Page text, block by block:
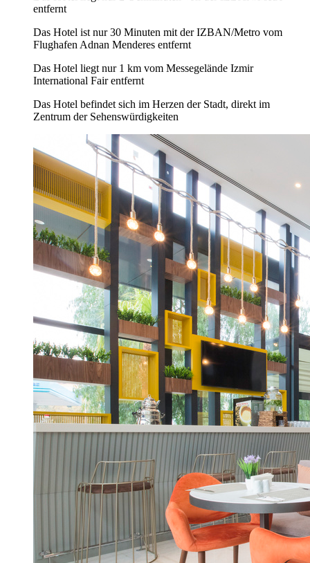
entfernt
Das Hotel ist nur 30 Minuten mit der IZBAN/Metro vom
Flughafen Adnan Menderes entfernt
Das Hotel liegt nur 1 km vom Messegelände Izmir
International Fair entfernt
Das Hotel befindet sich im Herzen der Stadt, direkt im
Zentrum der Sehenswürdigkeiten